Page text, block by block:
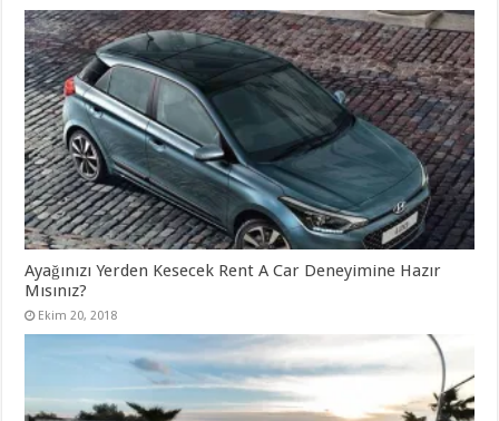
Ayağınızı Yerden Kesecek Rent A Car Deneyimine Hazır
Mısınız?
Ekim 20, 2018